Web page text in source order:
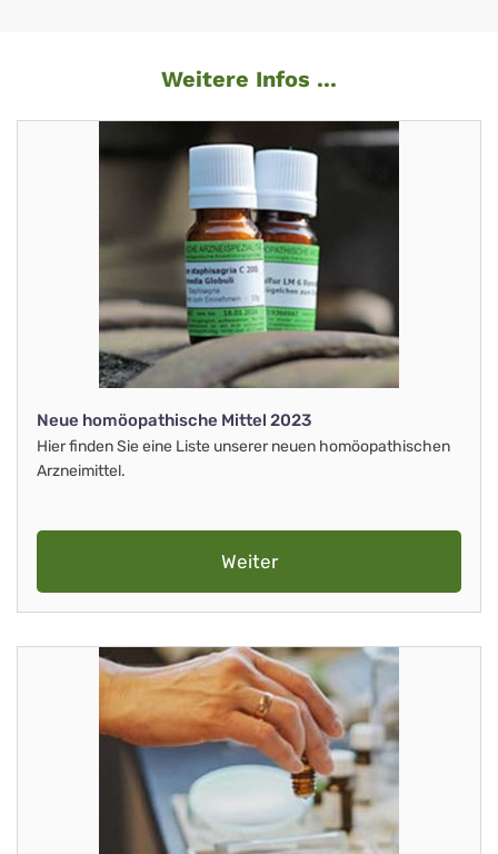
Weitere Infos ...
Neue homöopathische Mittel 2023
Hier finden Sie eine Liste unserer neuen homöopathischen
Arzneimittel.
Weiter